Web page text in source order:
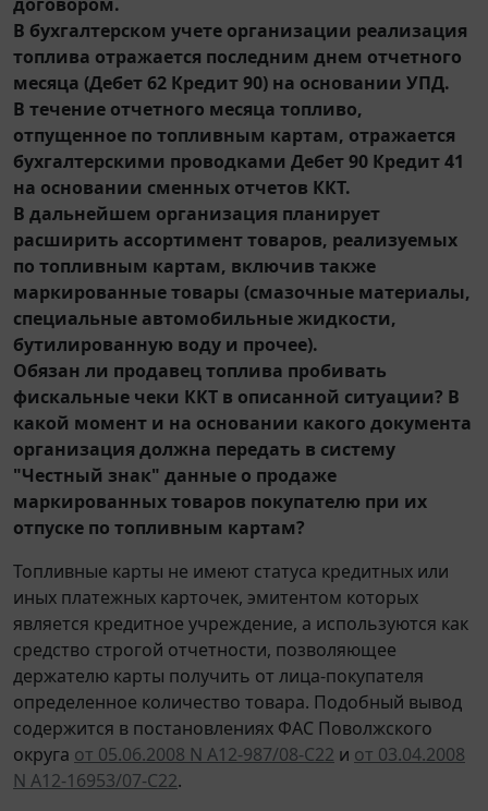
В бухгалтерском учете организации реализация
топлива отражается последним днем отчетного
месяца (Дебет 62 Кредит 90) на основании УПД.
В течение отчетного месяца топливо,
отпущенное по топливным картам, отражается
бухгалтерскими проводками Дебет 90 Кредит 41
на основании сменных отчетов ККТ.
В дальнейшем организация планирует
расширить ассортимент товаров, реализуемых
по топливным картам, включив также
маркированные товары (смазочные материалы,
специальные автомобильные жидкости,
бутилированную воду и прочее).
Обязан ли продавец топлива пробивать
фискальные чеки ККТ в описанной ситуации? В
какой момент и на основании какого документа
организация должна передать в систему
"Честный знак" данные о продаже
маркированных товаров покупателю при их
отпуске по топливным картам?
Топливные карты не имеют статуса кредитных или
иных платежных карточек, эмитентом которых
является кредитное учреждение, а используются как
средство строгой отчетности, позволяющее
держателю карты получить от лица-покупателя
определенное количество товара. Подобный вывод
содержится в постановлениях ФАС Поволжского
округа от 05.06.2008 N А12-987/08-С22 и от 03.04.2008
N А12-16953/07-С22.